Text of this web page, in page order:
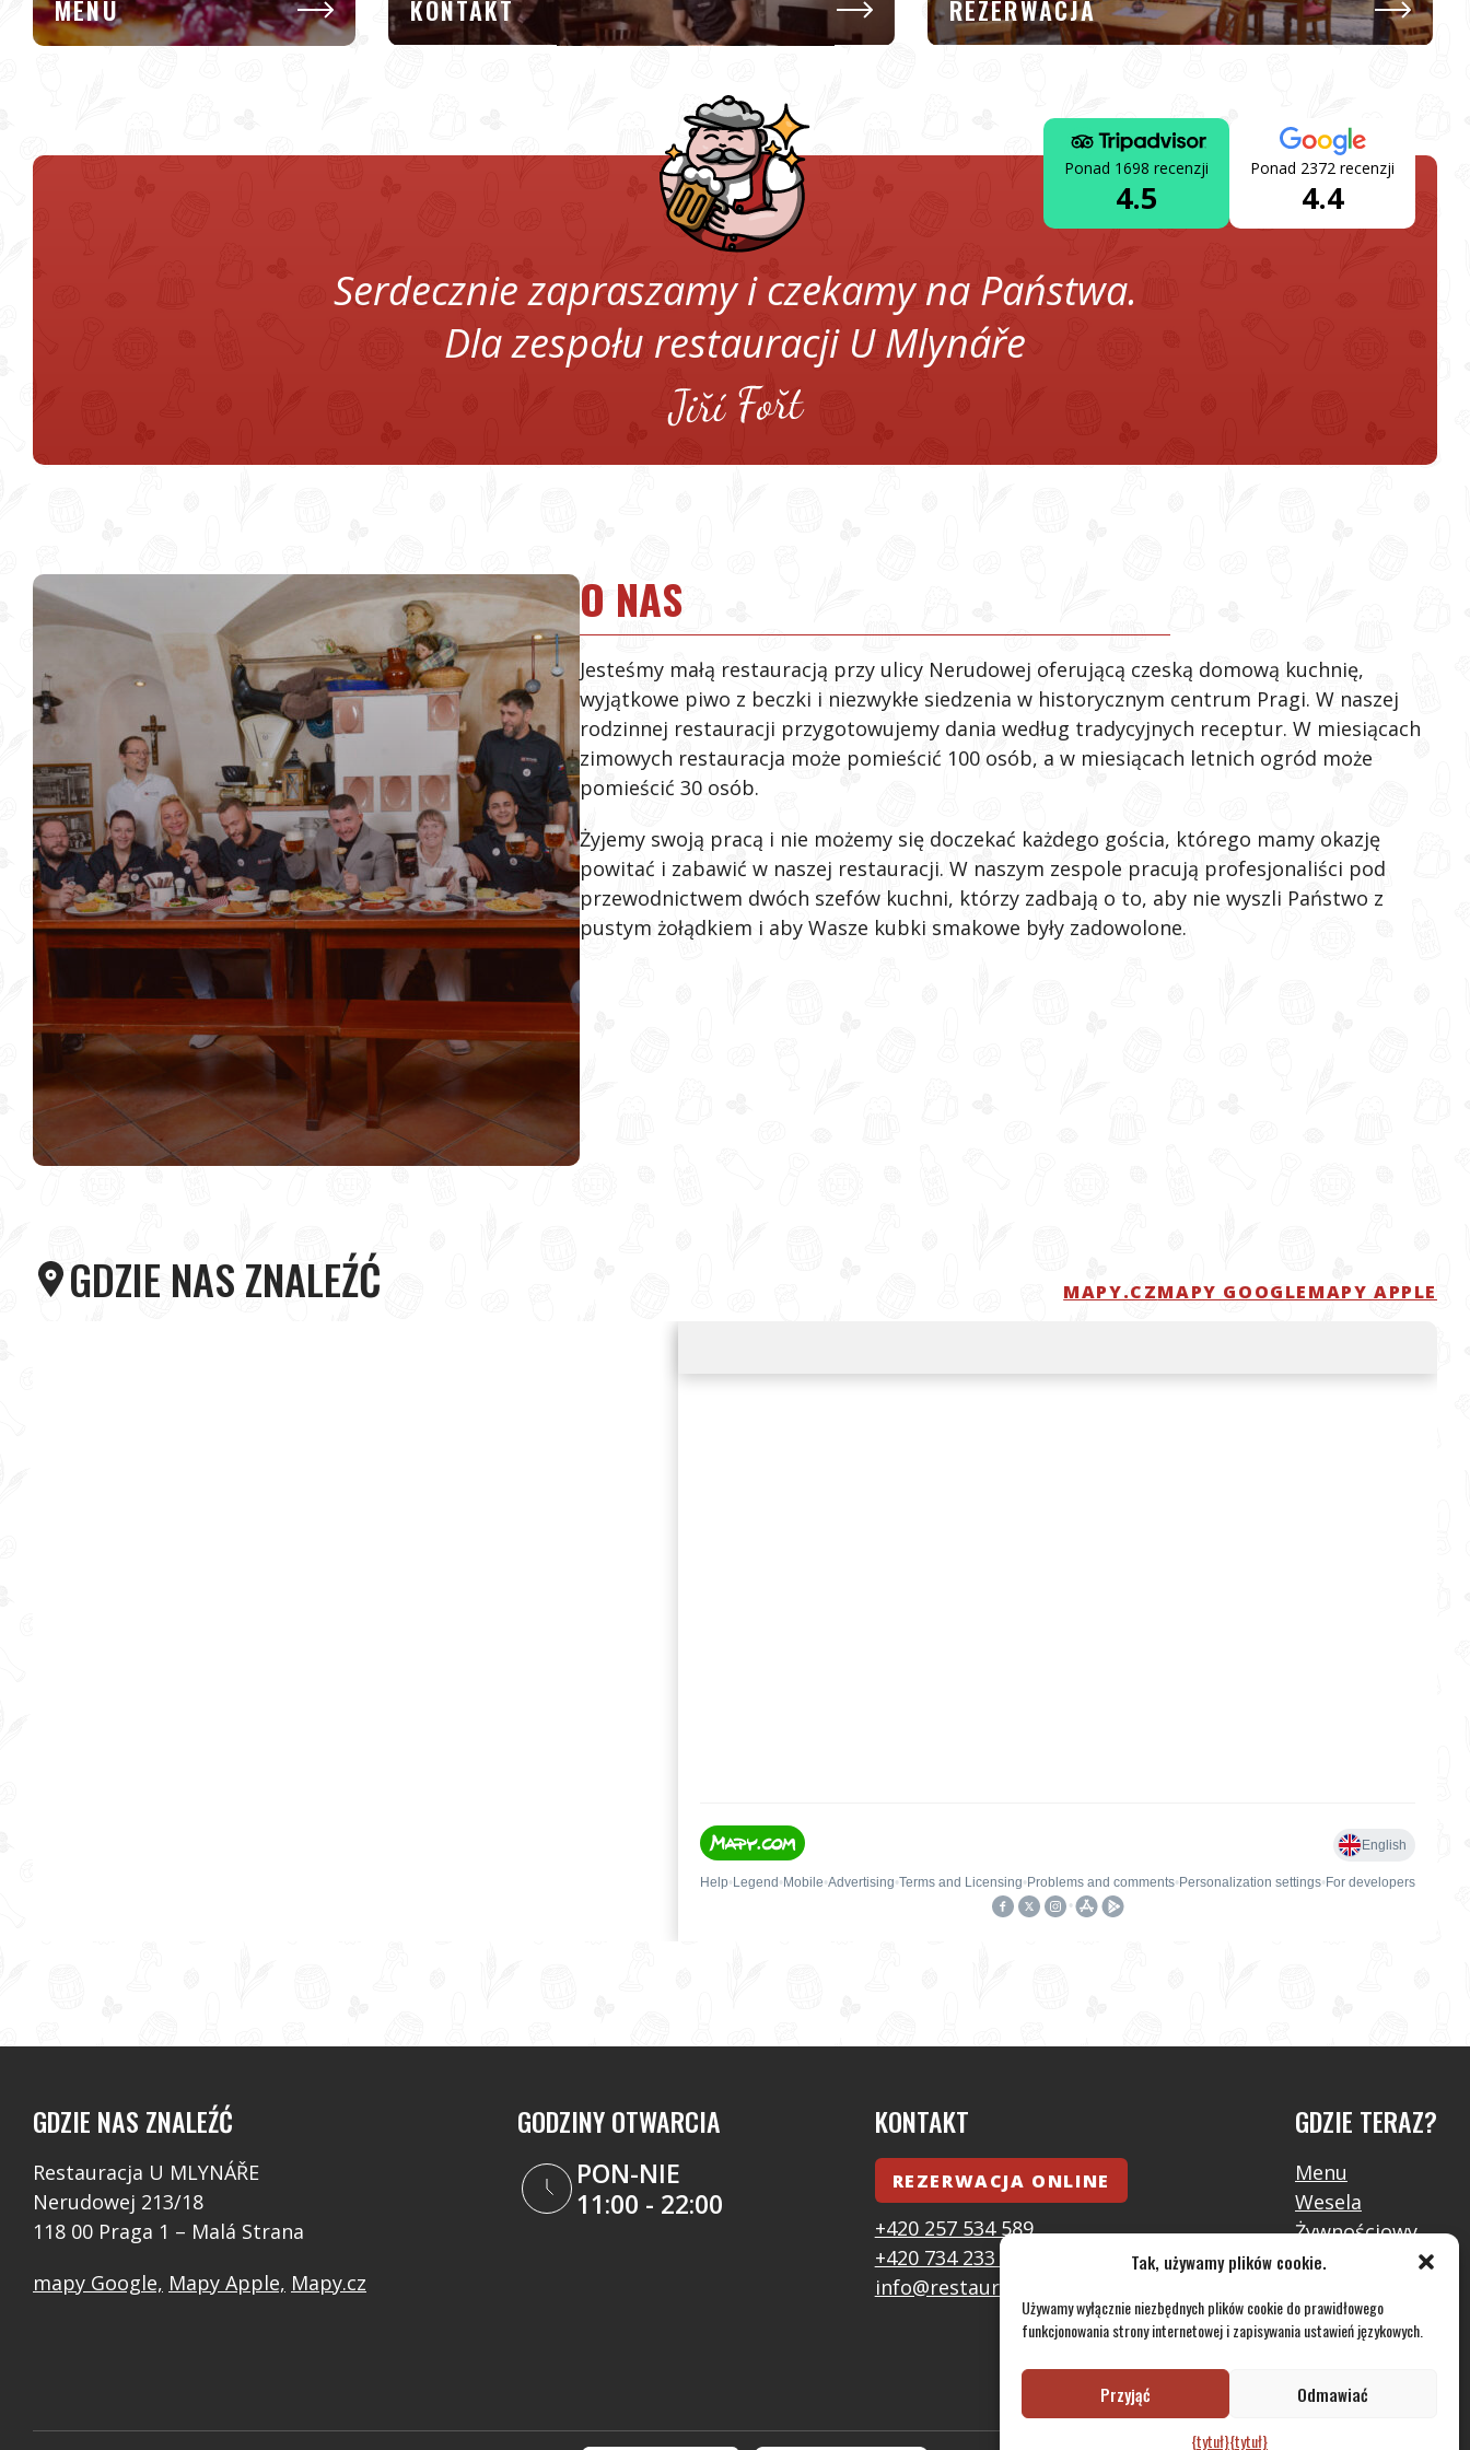
Tak, używamy plików cookie.
Używamy wyłącznie niezbędnych plików cookie do prawidłowego
funkcjonowania strony internetowej i zapisywania ustawień językowych.
Przyjąć Odmawiać
{tytuł}{tytuł}
MENU KONTAKT REZERWACJA
Ponad 1698 recenzji
4.5
Ponad 2372 recenzji
4.4
Serdecznie zapraszamy i czekamy na Państwa.
Dla zespołu restauracji U Mlynáře
O NAS
Jesteśmy małą restauracją przy ulicy Nerudowej oferującą czeską domową kuchnię,
wyjątkowe piwo z beczki i niezwykłe siedzenia w historycznym centrum Pragi. W naszej
rodzinnej restauracji przygotowujemy dania według tradycyjnych receptur. W miesiącach
zimowych restauracja może pomieścić 100 osób, a w miesiącach letnich ogród może
pomieścić 30 osób.
Żyjemy swoją pracą i nie możemy się doczekać każdego gościa, którego mamy okazję
powitać i zabawić w naszej restauracji. W naszym zespole pracują profesjonaliści pod
przewodnictwem dwóch szefów kuchni, którzy zadbają o to, aby nie wyszli Państwo z
pustym żołądkiem i aby Wasze kubki smakowe były zadowolone.
GDZIE NAS ZNALEŹĆ MAPY.CZMAPY GOOGLEMAPY APPLE
GDZIE NAS ZNALEŹĆ
Restauracja U MLYNÁŘE
Nerudowej 213/18
118 00 Praga 1 – Malá Strana
mapy Google, Mapy Apple, Mapy.cz
GODZINY OTWARCIA
PON-NIE
11:00 - 22:00
KONTAKT
REZERWACJA ONLINE
+420 257 534 589
+420 734 233 393
info@restauraceumlynare.cz
GDZIE TERAZ?
Menu
Wesela
Żywnościowy
Galeria
RODO